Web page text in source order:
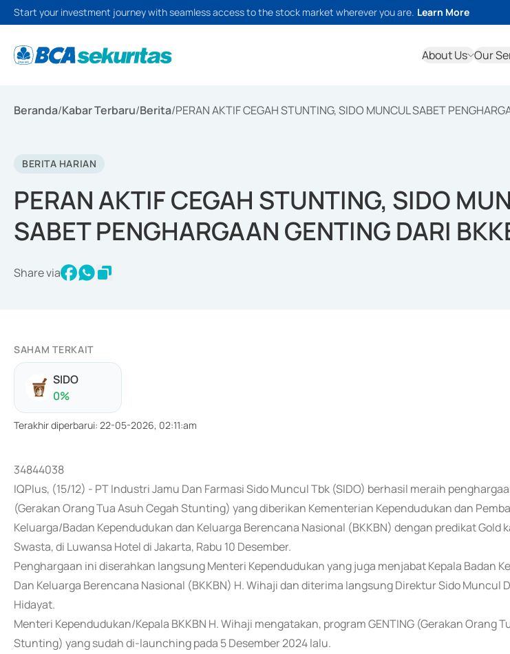
Start your investment journey with seamless access to the stock market wherever you are. Learn More
About Us Our
Beranda/Kabar Terbaru/Berita/PERAN AKTIF CEGAH STUNTING, SIDO MUNCUL SABET
BERITA HARIAN
PERAN AKTIF CEGAH STUNTING, SIDO
SABET PENGHARGAAN GENTING DARI
Share via
SAHAM TERKAIT
SIDO
0%
Terakhir diperbarui: 22-05-2026, 02:11:am
34844038
IQPlus, (15/12) - PT Industri Jamu Dan Farmasi Sido Muncul Tbk (SIDO) berhasil meraih
(Gerakan Orang Tua Asuh Cegah Stunting) yang diberikan Kementerian Kependudukan dan
Keluarga/Badan Kependudukan dan Keluarga Berencana Nasional (BKKBN) dengan predikat Gold
Swasta, di Luwansa Hotel di Jakarta, Rabu 10 Desember.
Penghargaan ini diserahkan langsung Menteri Kependudukan yang juga menjabat Kepala Badan
Dan Keluarga Berencana Nasional (BKKBN) H. Wihaji dan diterima langsung Direktur Sido Muncul
Hidayat.
Menteri Kependudukan/Kepala BKKBN H. Wihaji mengatakan, program GENTING (Gerakan Orang
Stunting) yang sudah di-launching pada 5 Desember 2024 lalu.